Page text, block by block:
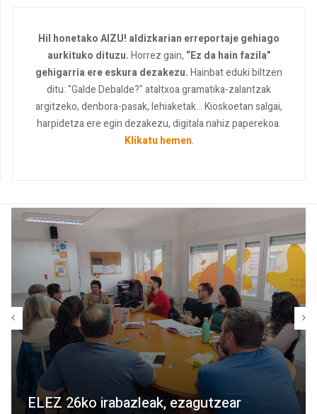
Hil honetako AIZU! aldizkarian erreportaje gehiago
aurkituko dituzu.Horrez gain, “Ez da hain fazila”
gehigarria ere eskura dezakezu.Hainbat eduki biltzen
ditu: "Galde Debalde?" ataltxoa gramatika-zalantzak
argitzeko, denbora-pasak, lehiaketak... Kioskoetan salgai,
harpidetza ere egin dezakezu, digitala nahiz paperekoa.
Klikatu hemen.
ELEZ 26ko irabazleak, ezagutzear